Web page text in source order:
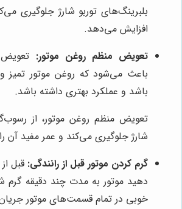
بلبرینگ‌های توربو شارژ جلوگیری
افزایش می‌دهد.
تعویض منظم روغن موتور:
باعث می‌شود که روغن موتور تمیز و
باشد و عملکرد بهتری داشته باشد.
تعویض منظم روغن موتور، از
شارژ جلوگیری می‌کند و عمر مفید آن
گرم کردن موتور قبل از رانندگی: قبل
دهید موتور به مدت چند دقیقه گرم
خوبی در تمام قسمت‌های موتور